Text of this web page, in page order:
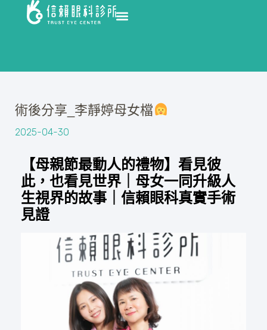
術後分享_李靜婷母女檔
2025-04-30
【母親節最動人的禮物】看見彼
此，也看見世界｜母女一同升級人
生視界的故事｜信賴眼科真實手術
見證